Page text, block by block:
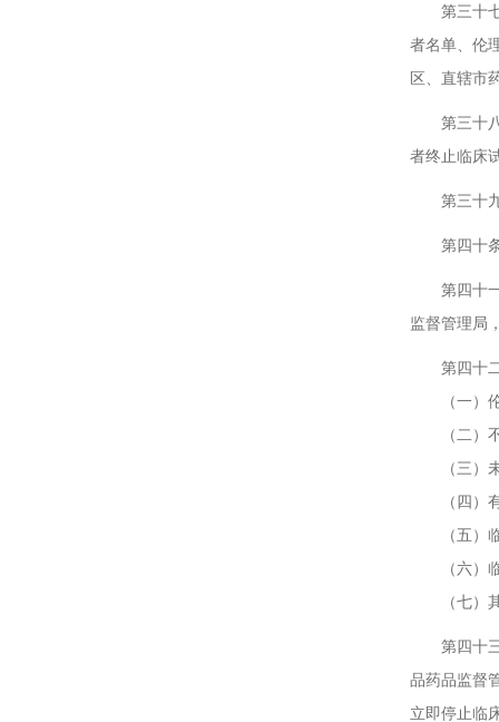
第三十七
者名单、伦
区、直辖市
第三十八
者终止临床
第三十九
第四十条
第四十一
监督管理局
第四十二
（一）伦
（二）不
（三）未
（四）有
（五）临
（六）临
（七）其
第四十三
品药品监督
立即停止临